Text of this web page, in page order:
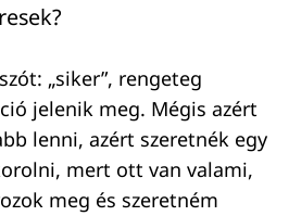
„siker”, rengeteg
jelenik meg. Mégis azért
lenni, azért szeretnék egy
mert ott van valami,
meg és szeretném